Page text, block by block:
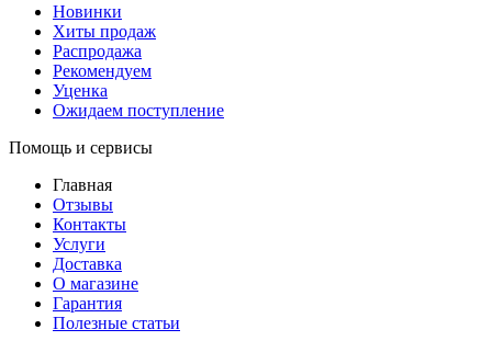
Новинки
Хиты продаж
Распродажа
Рекомендуем
Уценка
Ожидаем поступление
Помощь и сервисы
Главная
Отзывы
Контакты
Услуги
Доставка
О магазине
Гарантия
Полезные статьи